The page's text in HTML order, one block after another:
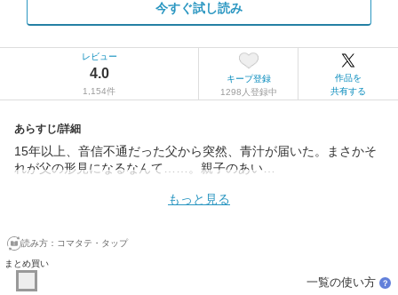
今すぐ試し読み
レビュー
4.0
1,154件
キープ登録
1298人登録中
作品を
共有する
あらすじ/詳細
15年以上、音信不通だった父から突然、青汁が届いた。まさかそ
れが父の形見になるなんて……。親子のあい…
もっと見る
読み方： コマタテ・タップ
まとめ買い
一覧の使い方 ？